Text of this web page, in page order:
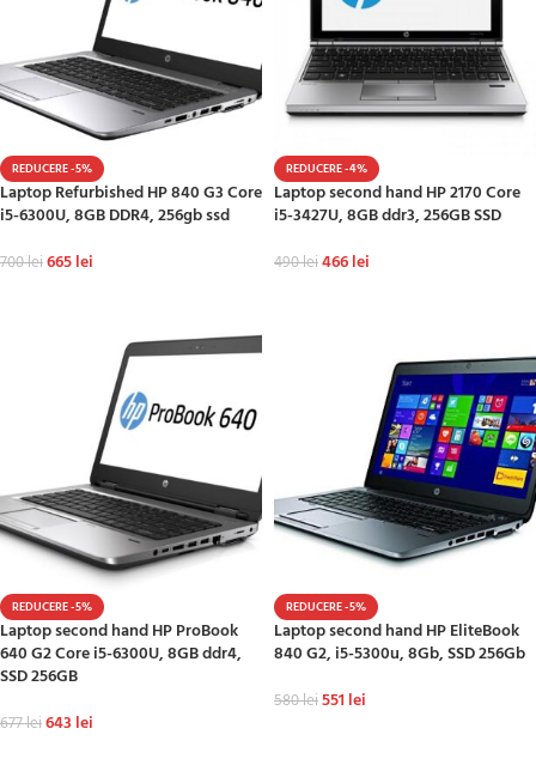
REDUCERE -5%
Laptop Refurbished HP 840 G3 Core
i5-6300U, 8GB DDR4, 256gb ssd
700lei665lei
REDUCERE -4%
Laptop second hand HP 2170 Core
i5-3427U, 8GB ddr3, 256GB SSD
490lei466lei
REDUCERE -5%
Laptop second hand HP ProBook
640 G2 Core i5-6300U, 8GB ddr4,
SSD 256GB
677lei643 lei
REDUCERE -5%
Laptop second hand HP EliteBook
840 G2, i5-5300u, 8Gb, SSD 256Gb
580lei551 lei